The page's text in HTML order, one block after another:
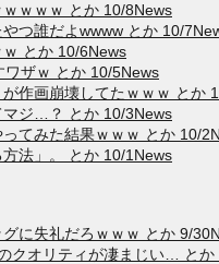
ｗｗｗ とか 10/8News
つ誰だよwwww とか 10/
とか 10/6News
ワザｗ とか 10/5News
作画崩壊してたｗｗｗ とか
マジ…？ とか 10/3News
てみた結果ｗｗｗ とか 10/
法」。 とか 10/1News
に失礼だろｗｗｗ とか 9/
クオリティが凄まじい… とか